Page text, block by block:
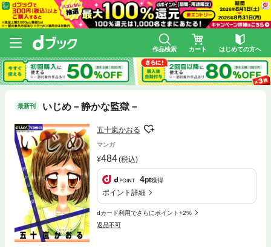
作品検索 カート はじめての方へ
最新刊 いじめ－静かな監獄－
五十嵐かおる
マンガ
484(税込)
4pt獲得
ポイント詳細
dカード利用でさらにポイント+2%
返品不可